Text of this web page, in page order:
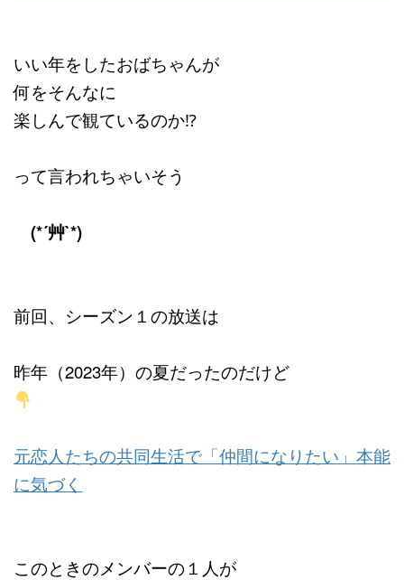
いい年をしたおばちゃんが
何をそんなに
楽しんで観ているのか⁉
って言われちゃいそう
(*´艸`*)
前回、シーズン１の放送は
昨年（2023年）の夏だったのだけど
元恋人たちの共同生活で「仲間になりたい」本能
に気づく
このときのメンバーの１人が